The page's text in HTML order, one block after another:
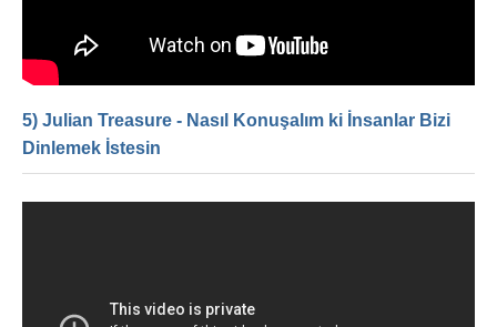
5) Julian Treasure - Nasıl Konuşalım ki İnsanlar Bizi
Dinlemek İstesin